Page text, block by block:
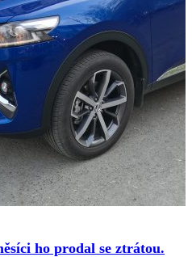
ho prodal se ztrátou.